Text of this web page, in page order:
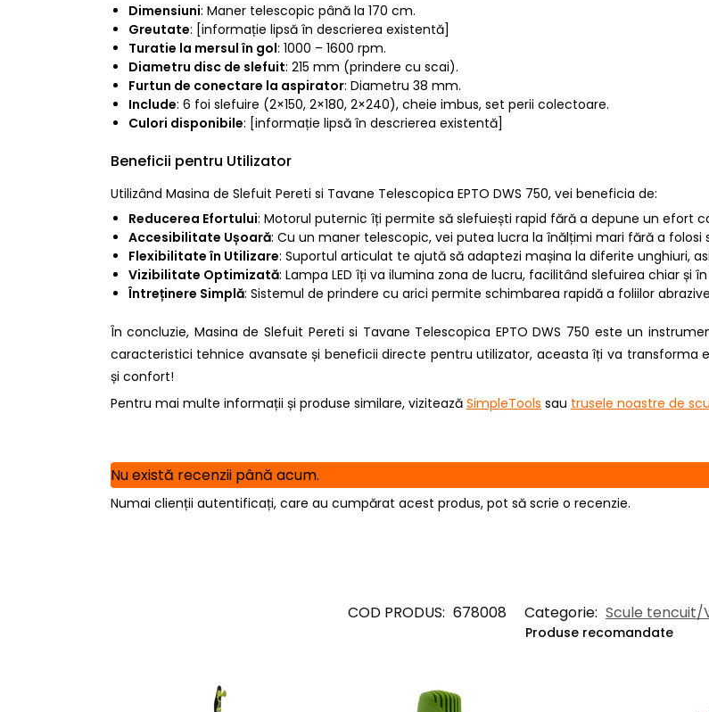
Dimensiuni: Maner telescopic până la 170 cm.
Greutate: [informație lipsă în descrierea existentă]
Turatie la mersul în gol: 1000 – 1600 rpm.
Diametru disc de slefuit: 215 mm (prindere cu scai).
Furtun de conectare la aspirator: Diametru 38 mm.
Include: 6 foi slefuire (2×150, 2×180, 2×240), cheie imbus, set perii colectoare.
Culori disponibile: [informație lipsă în descrierea existentă]
Beneficii pentru Utilizator
Utilizând Masina de Slefuit Pereti si Tavane Telescopica EPTO DWS 750, vei beneficia de:
Reducerea Efortului: Motorul puternic îți permite să slefuiești rapid fără a depune un efort
Accesibilitate Ușoară: Cu un maner telescopic, vei putea lucra la înălțimi mari fără a folosi
Flexibilitate în Utilizare: Suportul articulat te ajută să adaptezi mașina la diferite unghiuri,
Vizibilitate Optimizată: Lampa LED îți va ilumina zona de lucru, facilitând slefuirea chiar și
Întreținere Simplă: Sistemul de prindere cu arici permite schimbarea rapidă a foliilor
În concluzie, Masina de Slefuit Pereti si Tavane Telescopica EPTO DWS 750 este un
caracteristici tehnice avansate și beneficii directe pentru utilizator, aceasta îți va transforma
și confort!
Pentru mai multe informații și produse similare, vizitează SimpleTools sau trusele noastre de
Nu există recenzii până acum.
Numai clienții autentificați, care au cumpărat acest produs, pot să scrie o recenzie.
COD PRODUS: 678008 Categorie: Scule tencuit/
Produse recomandate